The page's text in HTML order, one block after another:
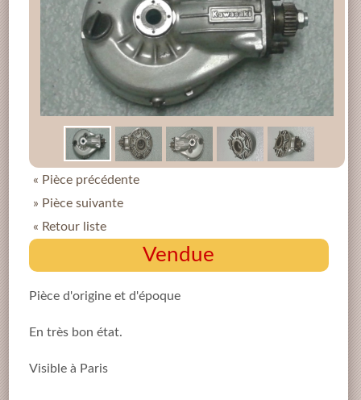
« Pièce précédente
» Pièce suivante
« Retour liste
Vendue
Pièce d'origine et d'époque
En très bon état.
Visible à Paris